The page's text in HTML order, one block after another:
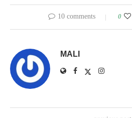
10 comments 0
MALI